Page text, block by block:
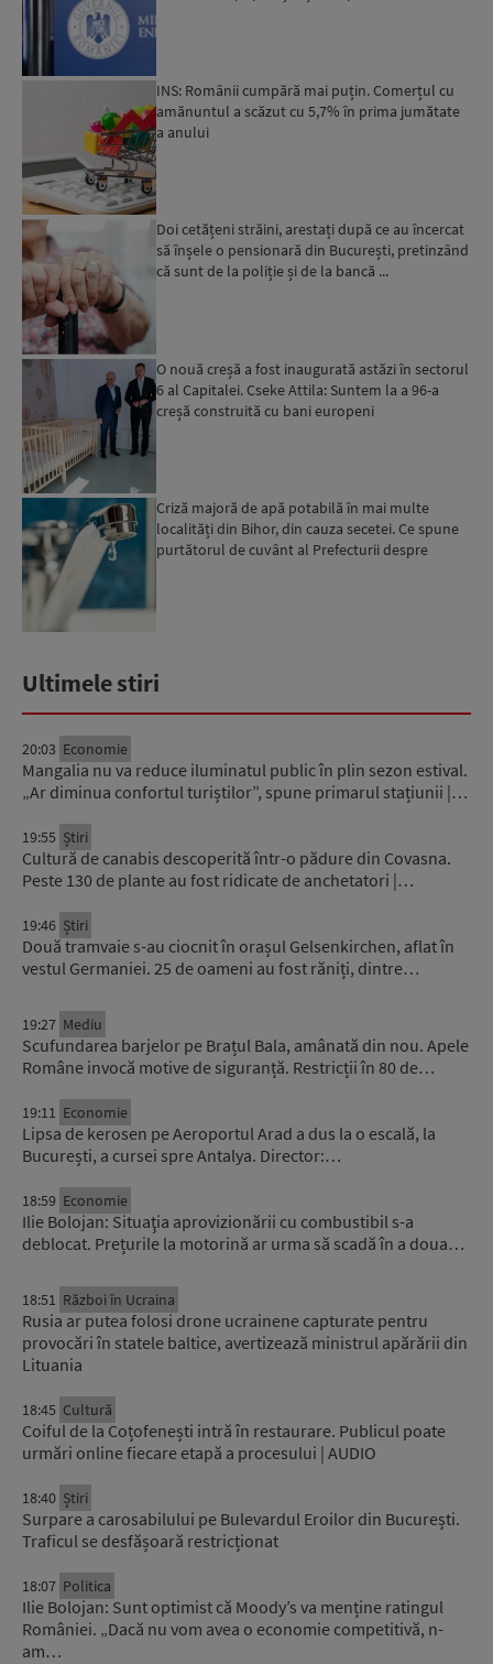
INS: Românii cumpără mai puțin. Comerțul cu
amănuntul a scăzut cu 5,7% în prima jumătate
a anului
Doi cetățeni străini, arestați după ce au încercat
să înșele o pensionară din București, pretinzând
că sunt de la poliție și de la bancă ...
O nouă creșă a fost inaugurată astăzi în sectorul
6 al Capitalei. Cseke Attila: Suntem la a 96-a
creșă construită cu bani europeni
Criză majoră de apă potabilă în mai multe
localități din Bihor, din cauza secetei. Ce spune
purtătorul de cuvânt al Prefecturii despre
Ultimele stiri
20:03 Economie
Mangalia nu va reduce iluminatul public în plin sezon estival.
„Ar diminua confortul turiștilor”, spune primarul stațiunii |…
19:55 Știri
Cultură de canabis descoperită într-o pădure din Covasna.
Peste 130 de plante au fost ridicate de anchetatori |…
19:46 Știri
Două tramvaie s-au ciocnit în orașul Gelsenkirchen, aflat în
vestul Germaniei. 25 de oameni au fost răniți, dintre…
19:27 Mediu
Scufundarea barjelor pe Brațul Bala, amânată din nou. Apele
Române invocă motive de siguranță. Restricții în 80 de…
19:11 Economie
Lipsa de kerosen pe Aeroportul Arad a dus la o escală, la
București, a cursei spre Antalya. Director:…
18:59 Economie
Ilie Bolojan: Situaţia aprovizionării cu combustibil s-a
deblocat. Prețurile la motorină ar urma să scadă în a doua…
18:51 Război în Ucraina
Rusia ar putea folosi drone ucrainene capturate pentru
provocări în statele baltice, avertizează ministrul apărării din
Lituania
18:45 Cultură
Coiful de la Coțofenești intră în restaurare. Publicul poate
urmări online fiecare etapă a procesului | AUDIO
18:40 Știri
Surpare a carosabilului pe Bulevardul Eroilor din București.
Traficul se desfășoară restricționat
18:07 Politica
Ilie Bolojan: Sunt optimist că Moody’s va menține ratingul
României. „Dacă nu vom avea o economie competitivă, n-
am…